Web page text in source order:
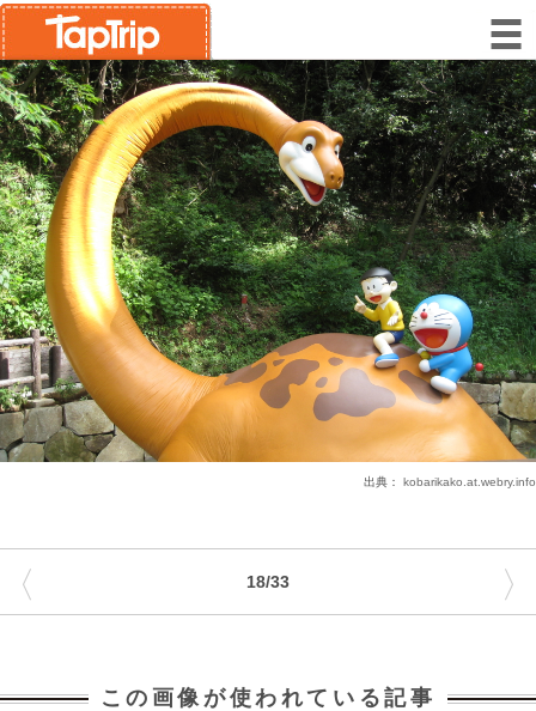
出典： kobarikako.at.webry.info
18/33
〈 〉
この画像が使われている記事